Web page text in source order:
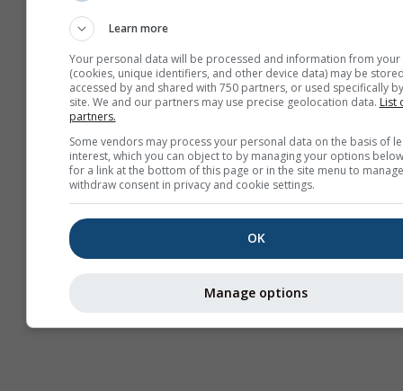
Creați un nou meteoTV
Mai multe informații
Learn more
Your personal data will be processed and information from your
(cookies, unique identifiers, and other device data) may be
accessed by and shared with 750 partners, or used specifically
site. We and our partners may use precise geolocation data. List
partners.
Some vendors may process your personal data on the basis of
interest, which you can object to by managing your options
for a link at the bottom of this page or in the site menu to
withdraw consent in privacy and cookie settings.
OK
Manage options